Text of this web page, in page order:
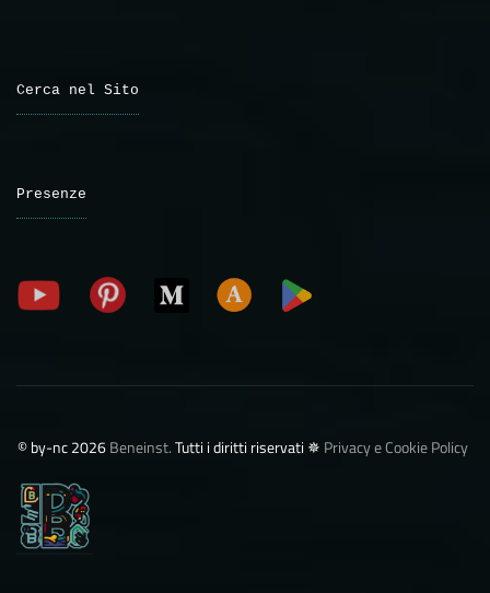
Cerca nel Sito
Presenze
©️ by-nc 2026Beneinst.Tutti i diritti riservati ✵ Privacy e Cookie Policy